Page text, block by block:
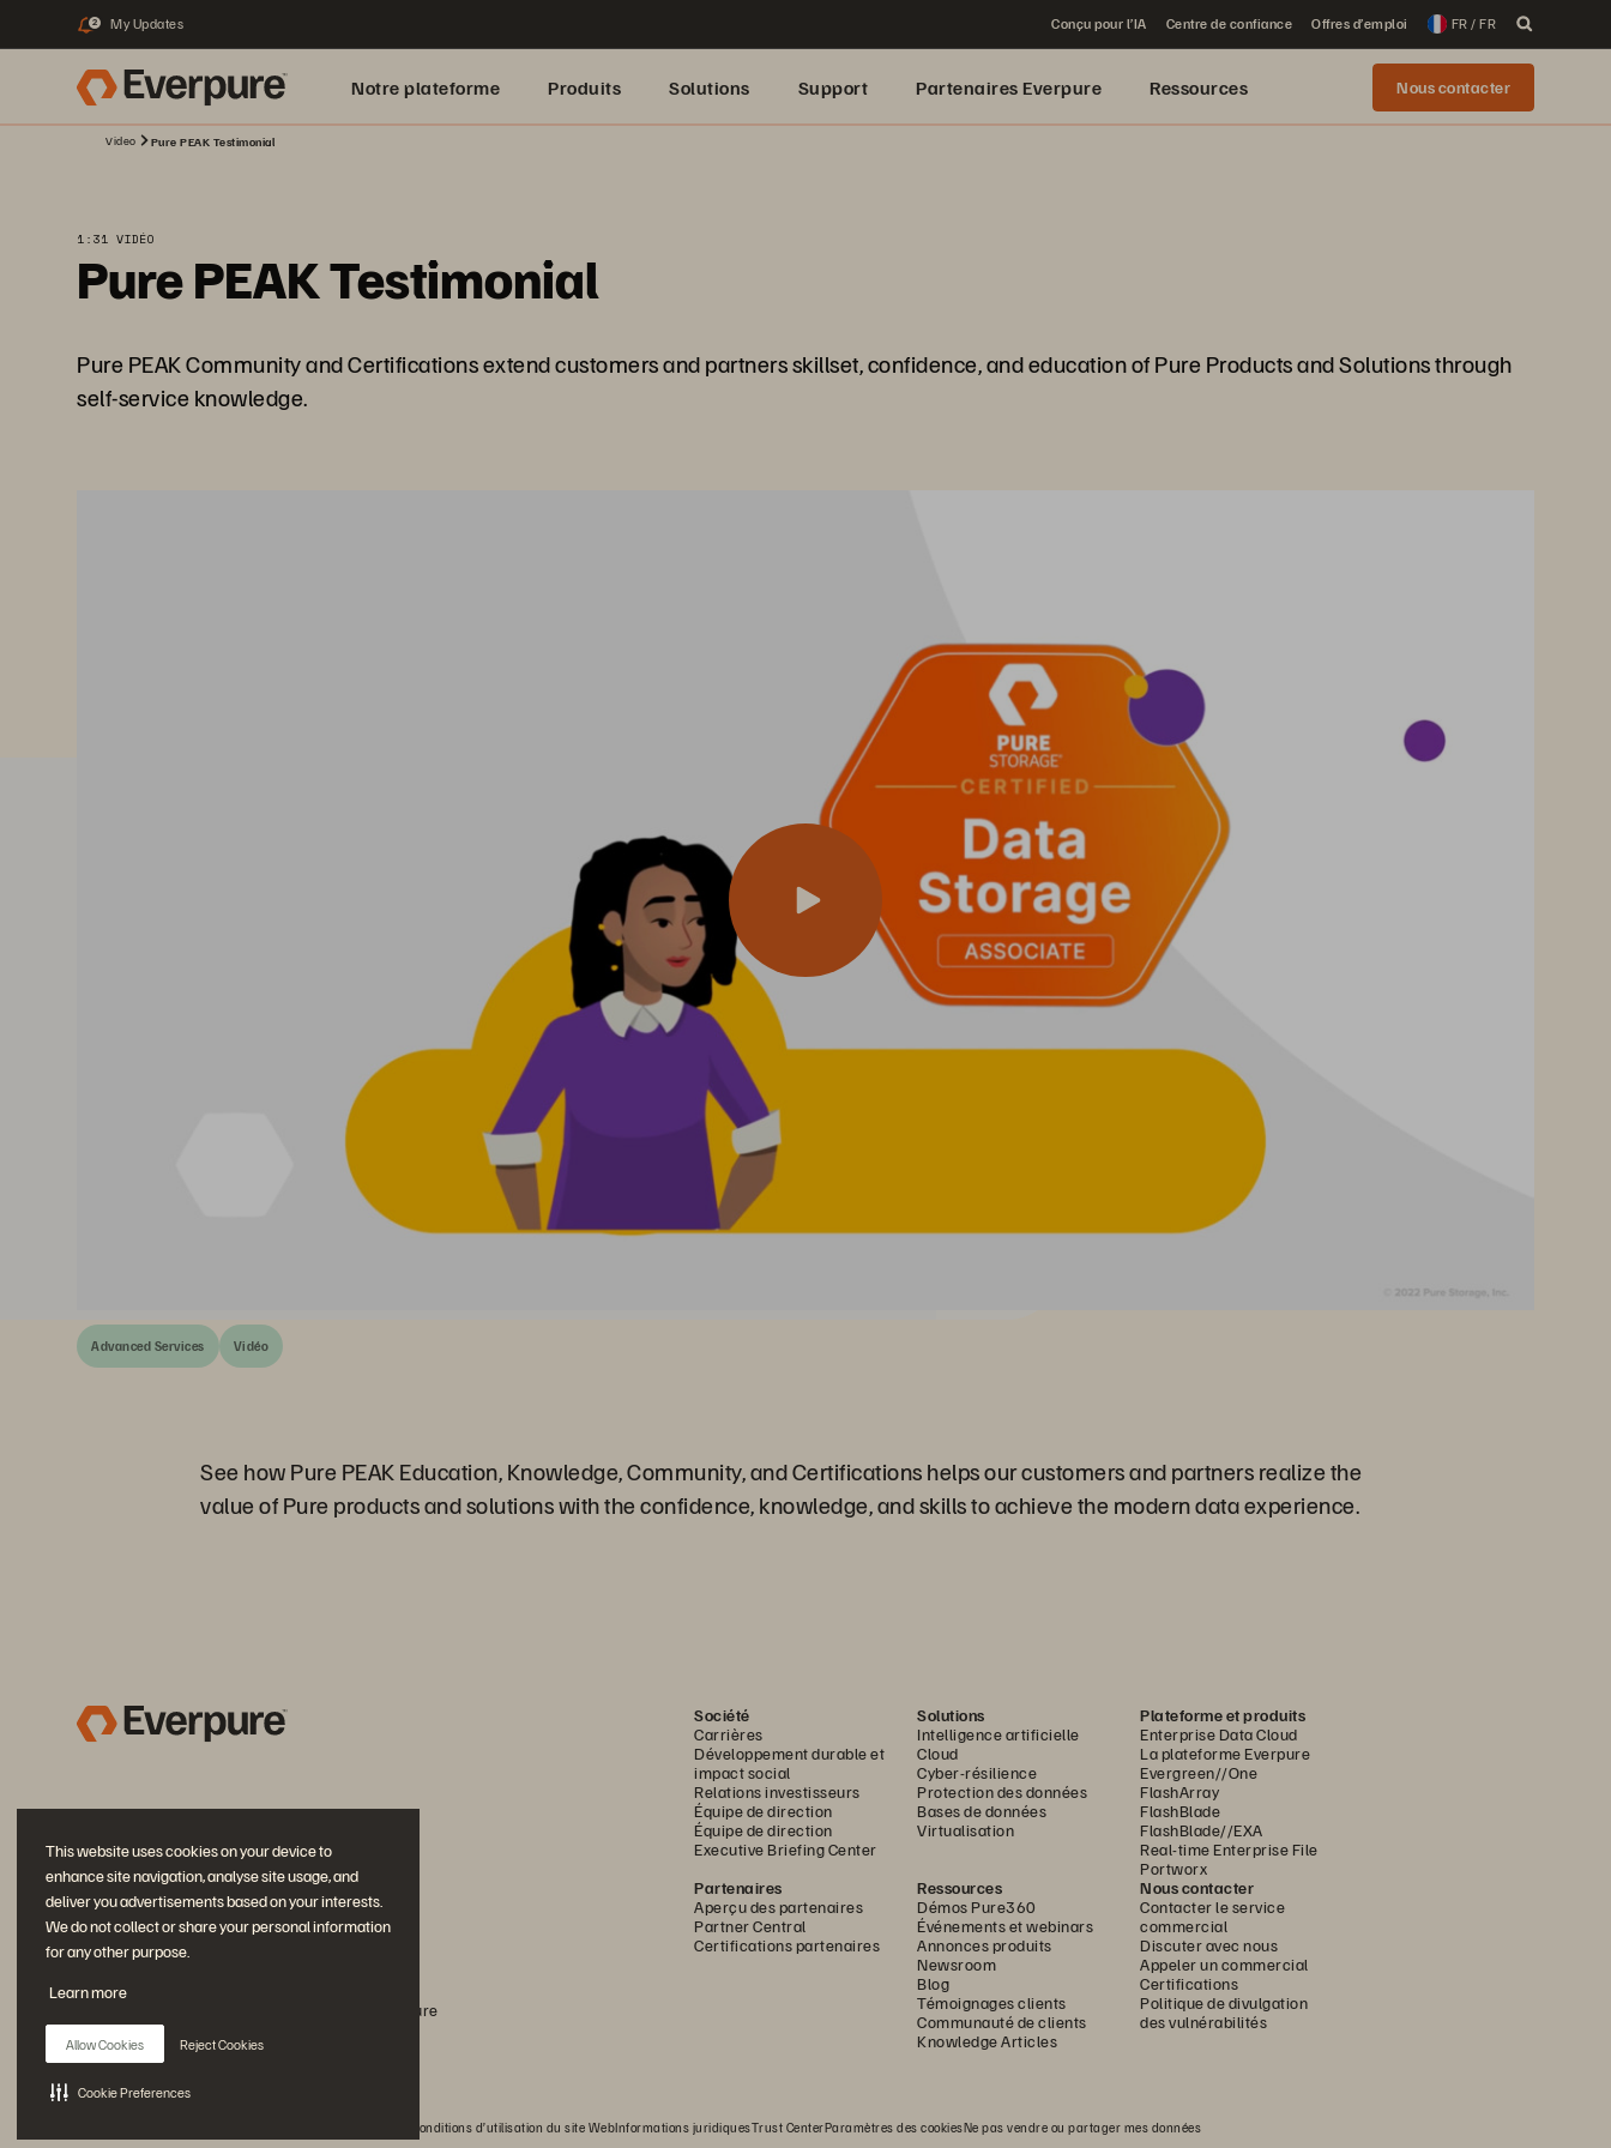
This website uses cookies on your device to
enhance site navigation, analyse site usage, and
deliver you advertisements based on your interests.
We do not collect or share your personal information
for any other purpose.
Learn more
Allow Cookies Reject Cookies
Cookie Preferences
2 My Updates Conçu pour l’IA Centre de confiance Offres d’emploi FR / FR
Notre plateforme Produits Solutions Support Partenaires Everpure Ressources Nous contacter
Video Pure PEAK Testimonial
1:31 VIDÉO
Pure PEAK Testimonial
Pure PEAK Community and Certifications extend customers and partners skillset, confidence, and education of Pure Products and Solutions through
self-service knowledge.
Advanced Services Vidéo
See how Pure PEAK Education, Knowledge, Community, and Certifications helps our customers and partners realize the
value of Pure products and solutions with the confidence, knowledge, and skills to achieve the modern data experience.
Société
Carrières
Développement durable et
impact social
Relations investisseurs
Équipe de direction
Équipe de direction
Executive Briefing Center
Solutions
Intelligence artificielle
Cloud
Cyber-résilience
Protection des données
Bases de données
Virtualisation
Plateforme et produits
Enterprise Data Cloud
La plateforme Everpure
Evergreen//One
FlashArray
FlashBlade
FlashBlade//EXA
Real-time Enterprise File
Portworx
Partenaires
Aperçu des partenaires
Partner Central
Certifications partenaires
Ressources
Démos Pure360
Événements et webinars
Annonces produits
Newsroom
Blog
Témoignages clients
Communauté de clients
Knowledge Articles
Nous contacter
Contacter le service
commercial
Discuter avec nous
Appeler un commercial
Certifications
Politique de divulgation
des vulnérabilités
Rejoignez la conversation
Suivez-nous sur tous les réseaux sociaux Everpure
Conditions d’utilisation du site WebInformations juridiquesTrust CenterParamètres des cookiesNe pas vendre ou partager mes données